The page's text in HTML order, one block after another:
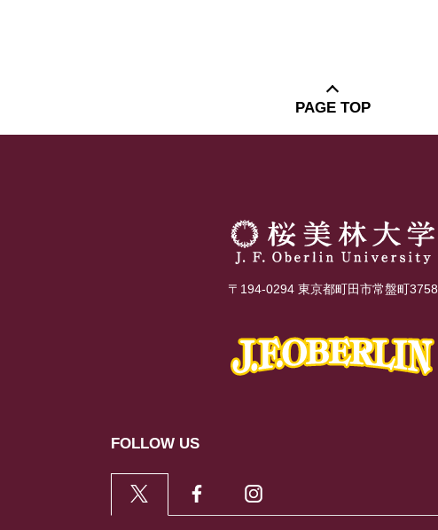
PAGE TOP
〒194-0294 東京都町田市常盤町3758
FOLLOW US